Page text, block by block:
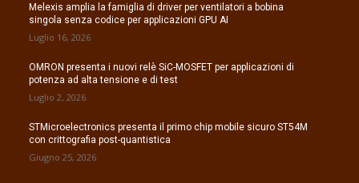
Melexis amplia la famiglia di driver per ventilatori a bobina
singola senza codice per applicazioni GPU AI
Luglio 16, 2026
OMRON presenta i nuovi relè SiC-MOSFET per applicazioni di
potenza ad alta tensione e di test
Luglio 2, 2026
STMicroelectronics presenta il primo chip mobile sicuro ST54M
con crittografia post-quantistica
Giugno 25, 2026